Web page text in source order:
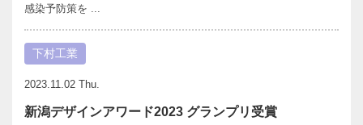
感染予防策を ...
下村工業
2023.11.02 Thu.
新潟デザインアワード2023 グランプリ受賞